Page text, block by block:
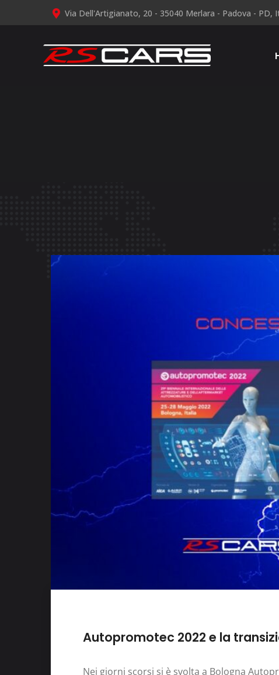
Via Dell'Artigianato, 20 - 35040 Merlara - Padova - PD,
Autopromotec 2022 e la
Nei giorni scorsi si è svolta a Bologna